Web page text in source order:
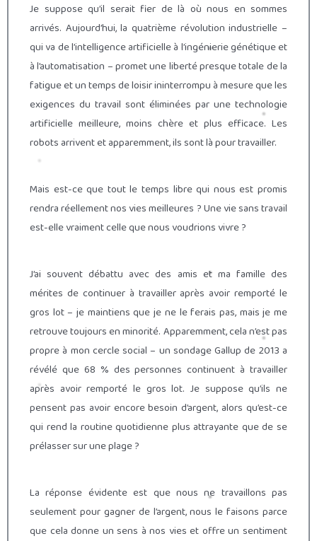
Je suppose qu’il serait fier de là où nous en sommes
arrivés. Aujourd’hui, la quatrième révolution industrielle –
qui va de l’intelligence artificielle à l’ingénierie génétique et
à l’automatisation – promet une liberté presque totale de la
fatigue et un temps de loisir ininterrompu à mesure que les
exigences du travail sont éliminées par une technologie
artificielle meilleure, moins chère et plus efficace. Les
robots arrivent et apparemment, ils sont là pour travailler.
Mais est-ce que tout le temps libre qui nous est promis
rendra réellement nos vies meilleures ? Une vie sans travail
est-elle vraiment celle que nous voudrions vivre ?
J’ai souvent débattu avec des amis et ma famille des
mérites de continuer à travailler après avoir remporté le
gros lot – je maintiens que je ne le ferais pas, mais je me
retrouve toujours en minorité. Apparemment, cela n’est pas
propre à mon cercle social – un sondage Gallup de 2013 a
révélé que 68 % des personnes continuent à travailler
après avoir remporté le gros lot. Je suppose qu’ils ne
pensent pas avoir encore besoin d’argent, alors qu’est-ce
qui rend la routine quotidienne plus attrayante que de se
prélasser sur une plage ?
La réponse évidente est que nous ne travaillons pas
seulement pour gagner de l’argent, nous le faisons parce
que cela donne un sens à nos vies et offre un sentiment